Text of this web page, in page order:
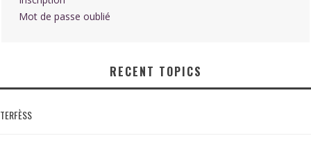
Mot de passe oublié
RECENT TOPICS
TERFÈSS